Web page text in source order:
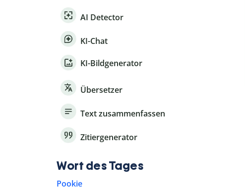
AI Detector
KI-Chat
KI-Bildgenerator
Übersetzer
Text zusammenfassen
Zitiergenerator
Wort des Tages
Pookie